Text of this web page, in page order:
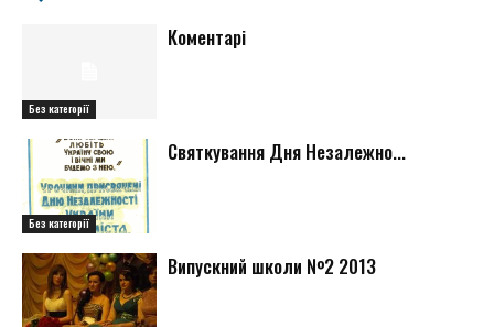
Без категорії
Коментарі
Без категорії
Святкування Дня Незалежно...
Випускний школи №2 2013